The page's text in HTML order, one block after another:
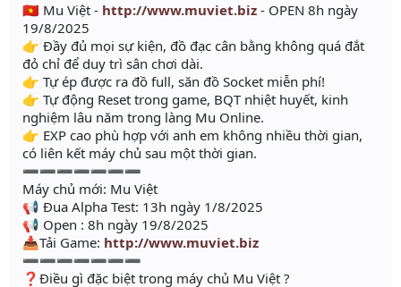
🇻🇳 Mu Việt - http://www.muviet.biz - OPEN 8h ngày
19/8/2025
👉 Đầy đủ mọi sự kiện, đồ đạc cân bằng không quá đắt
đỏ chỉ để duy trì sân chơi dài.
👉 Tự ép được ra đồ full, săn đồ Socket miễn phí!
👉 Tự động Reset trong game, BQT nhiệt huyết, kinh
nghiệm lâu năm trong làng Mu Online.
👉 EXP cao phù hợp với anh em không nhiều thời gian,
có liên kết máy chủ sau một thời gian.
➖➖➖➖➖➖➖
Máy chủ mới: Mu Việt
📢 Đua Alpha Test: 13h ngày 1/8/2025
📢 Open : 8h ngày 19/8/2025
📥Tải Game: http://www.muviet.biz
➖➖➖➖➖➖➖
❓Điều gì đặc biệt trong máy chủ Mu Việt ?